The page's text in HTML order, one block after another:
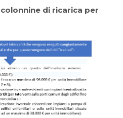
colonnine di ricarica per